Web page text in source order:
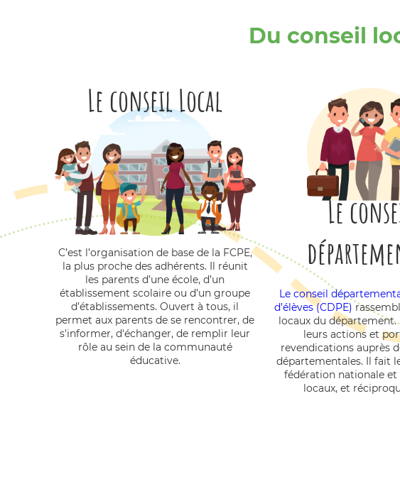
Du conseil
Le conseil Local
C’est l’organisation de base de la FCPE,
la plus proche des adhérents. Il réunit
les parents d’une école, d’un
établissement scolaire ou d’un groupe
d’établissements. Ouvert à tous, il
permet aux parents de se rencontrer, de
s'informer, d'échanger, de remplir leur
rôle au sein de la communauté
éducative.
Le
Le conseil
d’élèves (CDPE)
locaux du
leurs actions et
revendications auprès
départementales. Il fait
fédération nationale et
locaux, et